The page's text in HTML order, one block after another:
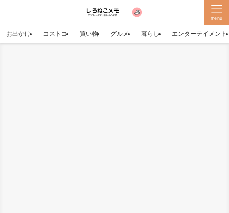
menu
お出かけ コストコ 買い物 グルメ 暮らし エンターテイメント